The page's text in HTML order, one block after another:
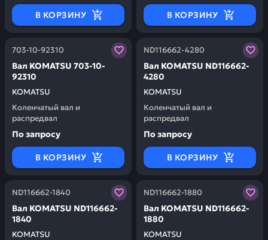
В КОРЗИНУ В КОРЗИНУ
703-10-92310
KOMATSU
Вал KOMATSU 703-10-
92310
Коленчатый вал и
распредвал
Заказывая запчасти у нас, вы получаете гарантию
По запросу
В КОРЗИНУ
ND116662-4280
KOMATSU
Вал KOMATSU ND116662-
4280
Коленчатый вал и
распредвал
Заказывая запчасти у
По запросу
В КОРЗИНУ
ND116662-1840
KOMATSU
Вал KOMATSU ND116662-
1840
Заказывая запчасти у нас, вы получаете гарантию
ND116662-1880
KOMATSU
Вал KOMATSU ND116662-
1880
Заказывая запчасти у